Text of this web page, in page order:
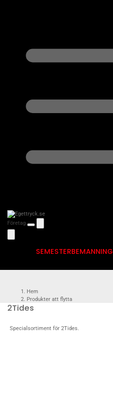
Företag
SEMESTERBEMANNING
Hem
Produkter att flytta
Partners
2Tides
Specialsortiment för 2Tides.